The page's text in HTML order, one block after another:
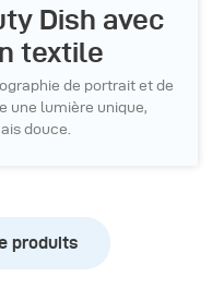
Dish avec
textile
de portrait et de
une lumière unique,
douce.
produits